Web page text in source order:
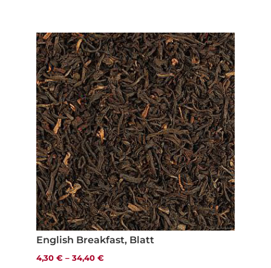
English Breakfast, Blatt
4,30 €– 34,40 €